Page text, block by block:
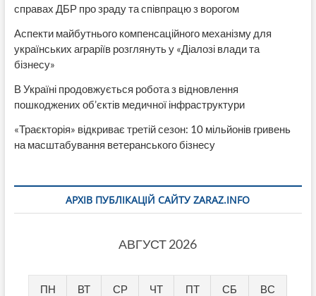
справах ДБР про зраду та співпрацю з ворогом
Аспекти майбутнього компенсаційного механізму для
українських аграріїв розглянуть у «Діалозі влади та
бізнесу»
В Україні продовжується робота з відновлення
пошкоджених об’єктів медичної інфраструктури
«Траєкторія» відкриває третій сезон: 10 мільйонів гривень
на масштабування ветеранського бізнесу
АРХІВ ПУБЛІКАЦІЙ САЙТУ ZARAZ.INFO
АВГУСТ 2026
ПН ВТ СР ЧТ ПТ СБ ВС